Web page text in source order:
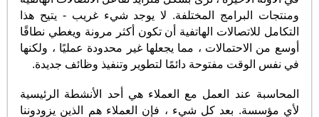
ومنتجات البرامج المختلفة. لا يوجد شيء غريب - يتيح هذا
التكامل للاتصالات الهاتفية أن تكون أكثر مرونة ويغطي نطاقًا
أوسع من الاحتمالات ، مما يجعلها غير محدودة عمليًا ، ولكنها
في نفس الوقت مفتوحة دائمًا لتطوير وتنفيذ وظائف جديدة.
المحاسبة عند العمل مع العملاء هي أحد الأنشطة الرئيسية
لأي مؤسسة. بعد كل شيء ، فإن العملاء هم الذين يزودوننا